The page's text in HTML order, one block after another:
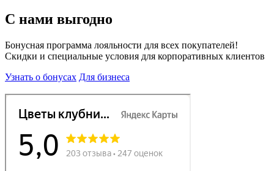
С нами выгодно
Бонусная программа лояльности для всех покупателей!
Скидки и специальные условия для корпоративных клиентов
Узнать о бонусах Для бизнеса